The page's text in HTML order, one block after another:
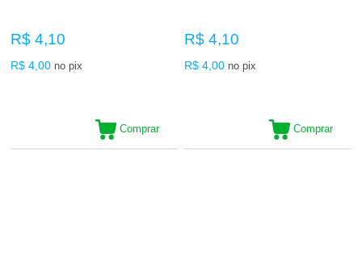
R$ 4,10
R$ 4,00 no pix
Comprar
R$ 4,10
R$ 4,00 no pix
Comprar